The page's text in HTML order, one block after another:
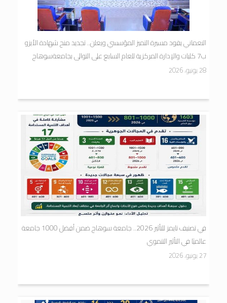
النعماني يقود مسيرة التميز المؤسسي ويعلن.. تجديد منح شهادة الأيزو
ب7 كليات والإدارة المركزية للعام السابع على التوالى بجامعةسوهاج
28 يونيو، 2026
في تصنيف تايمز للتأثير 2026.. جامعة سوهاج ضمن أفضل 1000 جامعة
عالميًا في التأثير التنموي
27 يونيو، 2026